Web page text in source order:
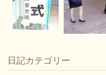
日記カテゴリー